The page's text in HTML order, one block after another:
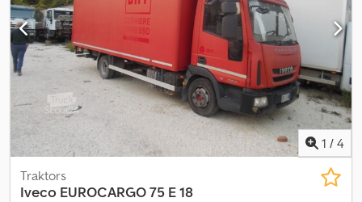
1 / 4
Traktors
Iveco EUROCARGO 75 E 18